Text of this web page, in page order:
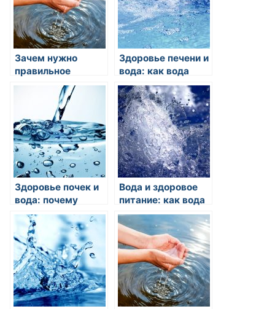
Зачем нужно
правильное
питьевое
обеспечение
организма?
Здоровье печени и
вода: как вода
помогает
поддерживать
здоровье печени и
ее
функциональность?
Здоровье почек и
вода: почему
правильное
потребление воды
важно для
здоровья почек?
Вода и здоровое
питание: как вода
влияет на наше
питание?